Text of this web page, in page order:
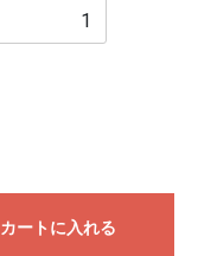
カートに入れる